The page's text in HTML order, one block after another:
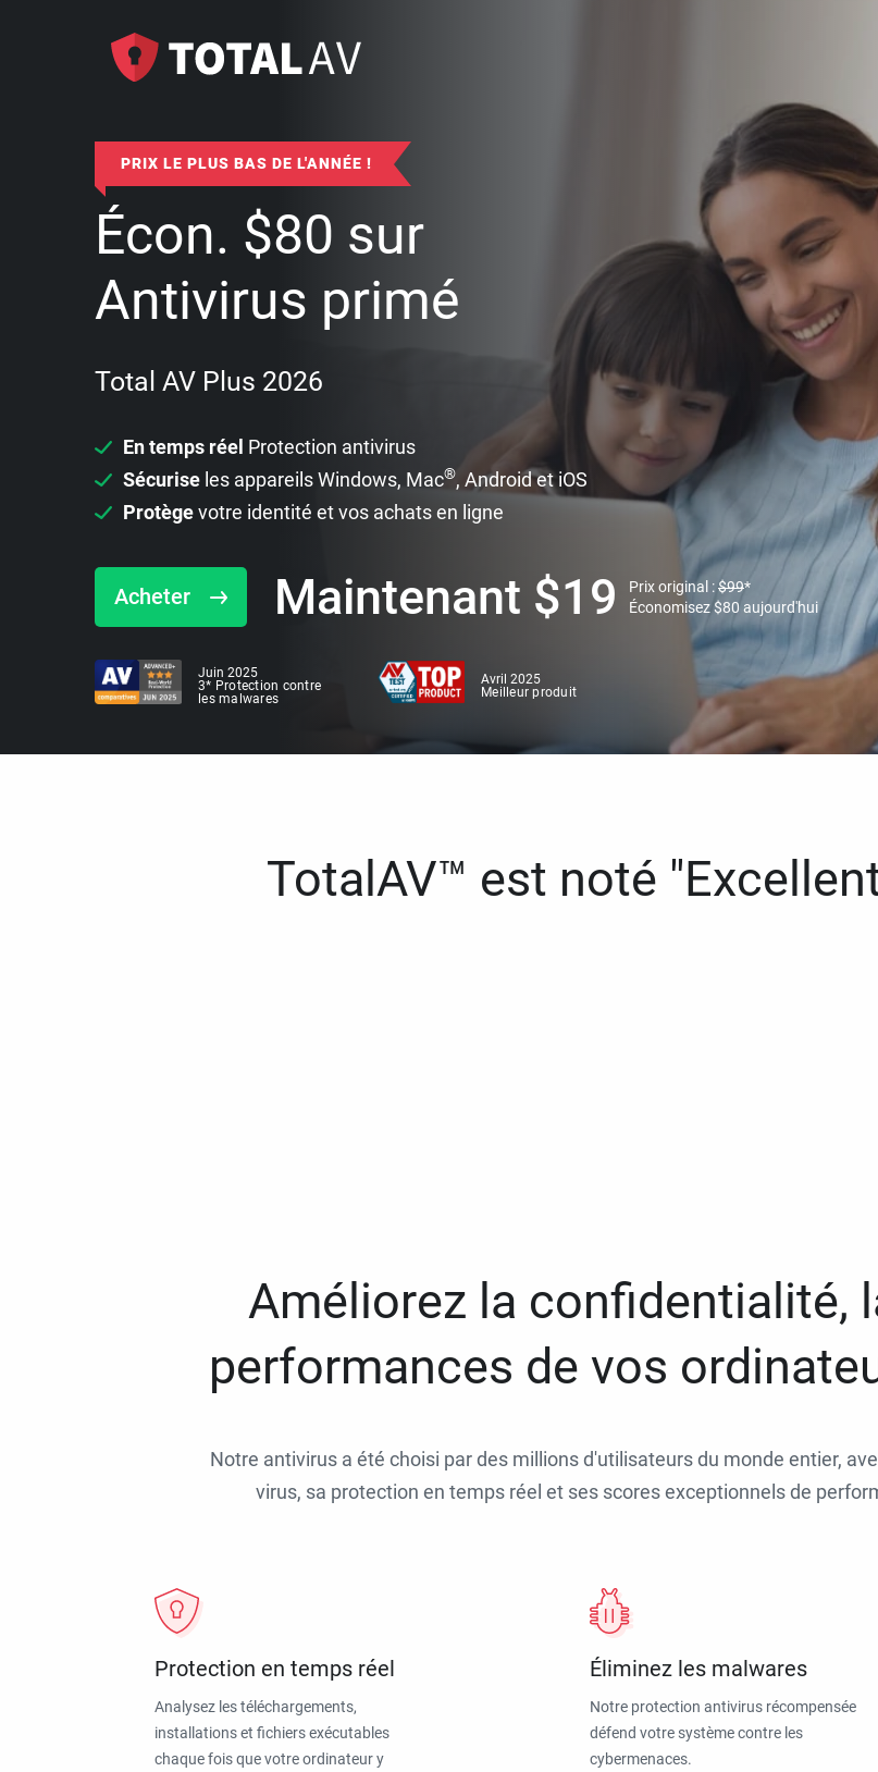
PRIX LE PLUS BAS DE L'ANNÉE !
Écon. $80 sur
Antivirus primé
Total AV Plus 2026
En temps réel Protection antivirus
Sécurise les appareils Windows, Mac®, Android et iOS
Protègevotre identité et vos achats en ligne
Acheter Maintenant $19 Prix original :$99*
Économisez$80 aujourd'hui
Juin 2025
3* Protection contre
les malwares
Avril 2025
Meilleur produit
TotalAV™ est noté
Améliorez la confidentialité,
performances de vos
Notre antivirus a été choisi par des millions d'utilisateurs du monde entier,
virus, sa protection en temps réel et ses scores exceptionnels de
Protection en temps réel
Analysez les téléchargements,
installations et fichiers exécutables
chaque fois que votre ordinateur y
Éliminez les malwares
Notre protection antivirus récompensée
défend votre système contre les
cybermenaces.